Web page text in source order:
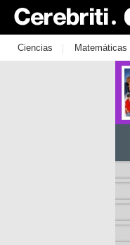
Ciencias | Matemáticas